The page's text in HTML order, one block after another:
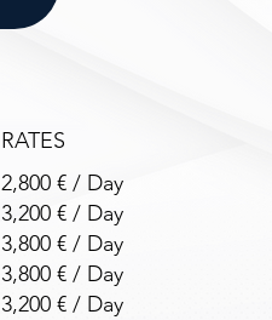
RATES
2,800 € / Day
3,200 € / Day
3,800 € / Day
3,800 € / Day
3,200 € / Day